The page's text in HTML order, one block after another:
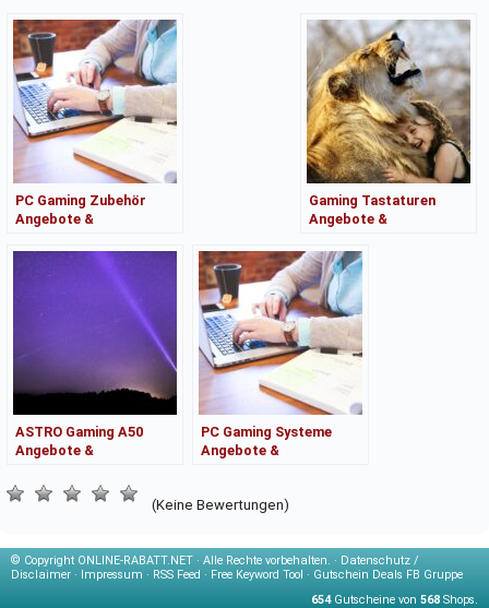
PC Gaming Zubehör
Angebote &
Gaming Tastaturen
Angebote &
ASTRO Gaming A50
Angebote &
PC Gaming Systeme
Angebote &
(Keine Bewertungen)
© Copyright ONLINE-RABATT.NET · Alle Rechte vorbehalten. · Datenschutz /
Disclaimer · Impressum · RSS Feed · Free Keyword Tool · Gutschein Deals FB Gruppe
654Gutscheine von 568 Shops.